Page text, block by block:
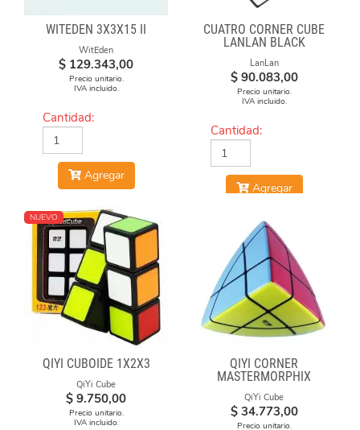
WITEDEN 3X3X15 II
WitEden
$ 129.343,00
Precio unitario.
IVA incluido.
Cantidad:
Agregar
CUATRO CORNER CUBE
LANLAN BLACK
LanLan
$ 90.083,00
Precio unitario.
IVA incluido.
Cantidad:
Agregar
NUEVO
QIYI CUBOIDE 1X2X3
QiYi Cube
$ 9.750,00
Precio unitario.
IVA incluido.
QIYI CORNER
MASTERMORPHIX
QiYi Cube
$ 34.773,00
Precio unitario.